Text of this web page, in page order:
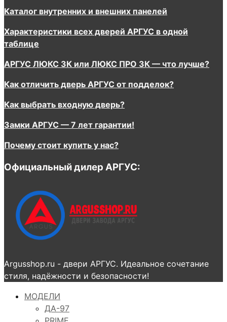
Каталог внутренних и внешних панелей
Характеристики всех дверей АРГУС в одной
таблице
АРГУС ЛЮКС 3К или ЛЮКС ПРО 3К — что лучше?
Как отличить дверь АРГУС от подделок?
Как выбрать входную дверь?
Замки АРГУС — 7 лет гарантии!
Почему стоит купить у нас?
Официальный дилер АРГУС:
Argusshop.ru - двери АРГУС. Идеальное сочетание
стиля, надёжности и безопасности!
МОДЕЛИ
ДА-97